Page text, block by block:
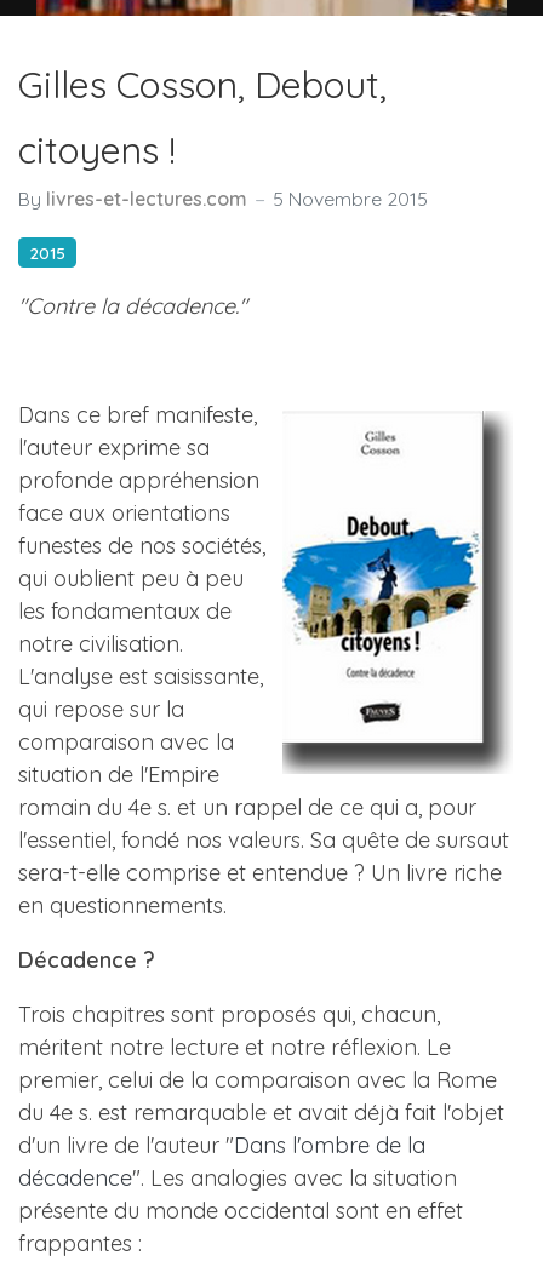
Gilles Cosson, Debout,
citoyens !
By livres-et-lectures.com 5 Novembre 2015
2015
"Contre la décadence."
Dans ce bref manifeste,
l'auteur exprime sa
profonde appréhension
face aux orientations
funestes de nos sociétés,
qui oublient peu à peu
les fondamentaux de
notre civilisation.
L'analyse est saisissante,
qui repose sur la
comparaison avec la
situation de l'Empire
romain du 4e s. et un rappel de ce qui a, pour
l'essentiel, fondé nos valeurs. Sa quête de sursaut
sera-t-elle comprise et entendue ? Un livre riche
en questionnements.
Décadence ?
Trois chapitres sont proposés qui, chacun,
méritent notre lecture et notre réflexion. Le
premier, celui de la comparaison avec la Rome
du 4e s. est remarquable et avait déjà fait l'objet
d'un livre de l'auteur "Dans l'ombre de la
décadence". Les analogies avec la situation
présente du monde occidental sont en effet
frappantes :